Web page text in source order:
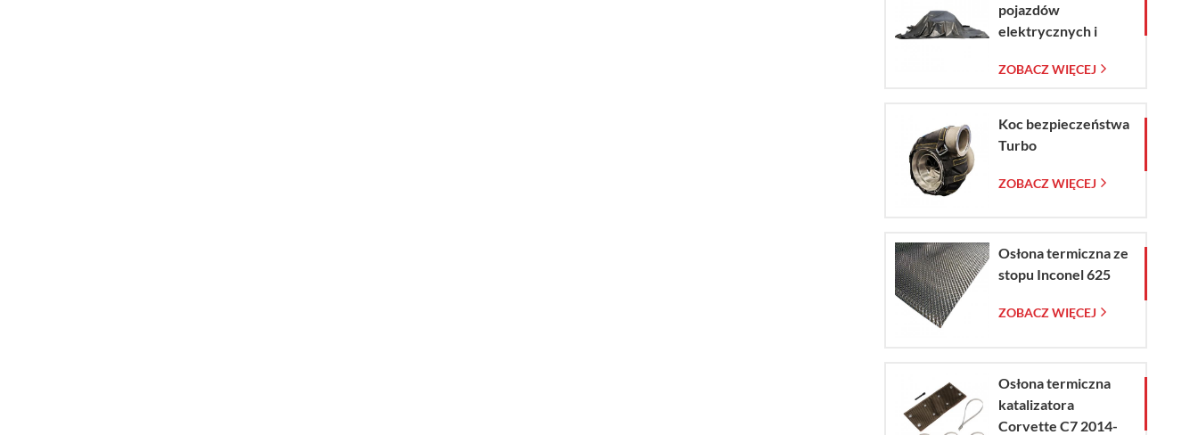
pojazdów
elektrycznych i
sytuacjach
ZOBACZ WIĘCEJ
Koc bezpieczeństwa
Turbo
ZOBACZ WIĘCEJ
Osłona termiczna ze
stopu Inconel 625
ZOBACZ WIĘCEJ
Osłona termiczna
katalizatora
Corvette C7 2014-